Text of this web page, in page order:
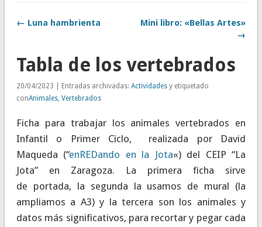
← Luna hambrienta
Mini libro: «Bellas Artes»
→
Tabla de los vertebrados
20/04/2023 | Entradas archivadas: Actividadesy etiquetado
conAnimales, Vertebrados
Ficha para trabajar los animales vertebrados en
Infantil o Primer Ciclo, realizada por David
Maqueda (“enREDando en la Jota«) del CEIP “La
Jota” en Zaragoza. La primera ficha sirve
de portada, la segunda la usamos de mural (la
ampliamos a A3) y la tercera son los animales y
datos más significativos, para recortar y pegar cada